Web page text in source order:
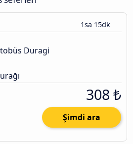
1sa 15dk
Duragi
308 ₺
Şimdi ara